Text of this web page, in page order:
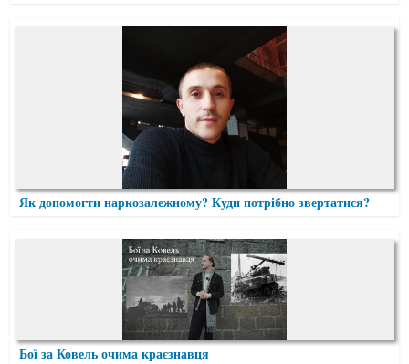
Як допомогти наркозалежному? Куди потрібно звертатися?
Бої за Ковель очима краєзнавця